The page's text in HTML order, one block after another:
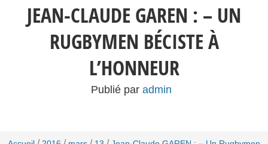
JEAN-CLAUDE GAREN : – UN
RUGBYMEN BÉCISTE À
L’HONNEUR
Publié par admin